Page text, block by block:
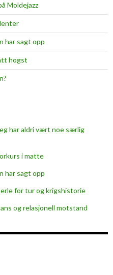
Moldejazz
har sagt opp
hogst
har aldri vært noe særlig
i matte
har sagt opp
for tur og krigshistorie
og relasjonell motstand